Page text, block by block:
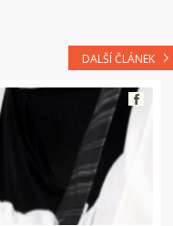
DALŠÍ ČLÁNEK